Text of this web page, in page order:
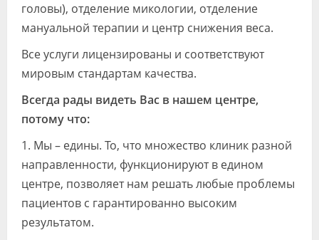
головы), отделение микологии, отделение
мануальной терапии и центр снижения веса.
Все услуги лицензированы и соответствуют
мировым стандартам качества.
Всегда рады видеть Вас в нашем центре,
потому что:
1. Мы – едины. То, что множество клиник разной
направленности, функционируют в едином
центре, позволяет нам решать любые проблемы
пациентов с гарантированно высоким
результатом.